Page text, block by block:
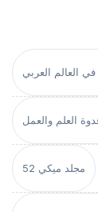
في العالم العربي
العلم والعمل
مجلد ميكي 52